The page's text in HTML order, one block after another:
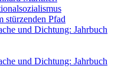
stürzenden Pfad
und Dichtung: Jahrbuch
und Dichtung: Jahrbuch